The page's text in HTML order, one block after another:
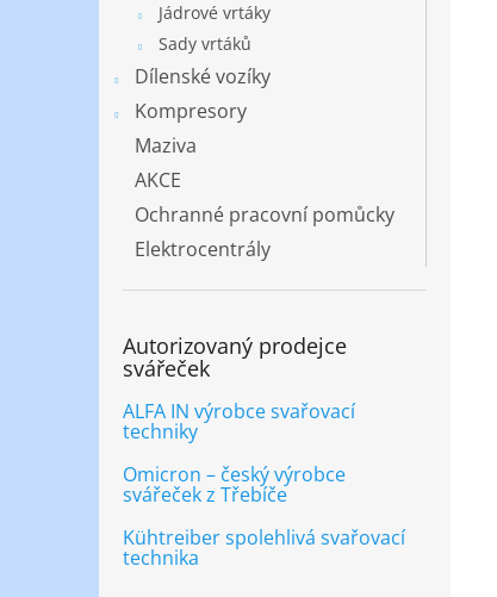
Jádrové vrtáky
Sady vrtáků
Dílenské vozíky
Kompresory
Maziva
AKCE
Ochranné pracovní pomůcky
Elektrocentrály
Autorizovaný prodejce
svářeček
ALFA IN výrobce svařovací
techniky
Omicron – český výrobce
svářeček z Třebíče
Kühtreiber spolehlivá svařovací
technika